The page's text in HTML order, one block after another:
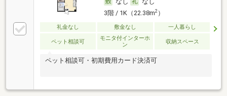
3階 / 1K（22.38m2）
礼金なし 敷金なし 一人暮らし
ペット相談可
モニタ付インターホ
ン
収納スペース
ペット相談可・初期費用カード決済可